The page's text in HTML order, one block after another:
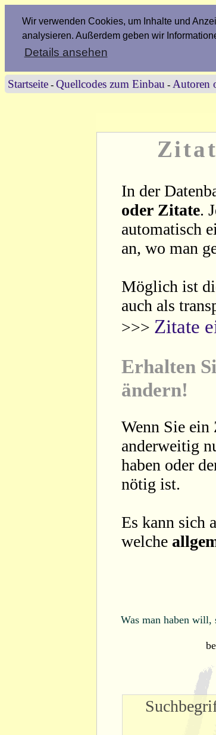
Wir verwenden Cookies, um Inhalte und
analysieren. Außerdem geben wir
Details ansehen
Startseite - Quellcodes zum Einbau - Autoren
In der
oder Zitate.
automatisch
an, wo man
Möglich ist
auch als
>>> Zitate
Erhalten
ändern!
Wenn Sie ein
anderweitig
haben oder
nötig ist.
Es kann sich
welche
Was man haben will,